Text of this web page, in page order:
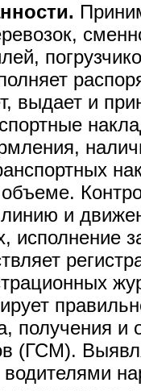
выдает и
и
исполнение
получения и
(ГСМ).